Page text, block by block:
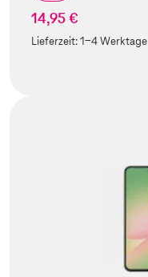
14,95 €
Lieferzeit:1-4 Werktage